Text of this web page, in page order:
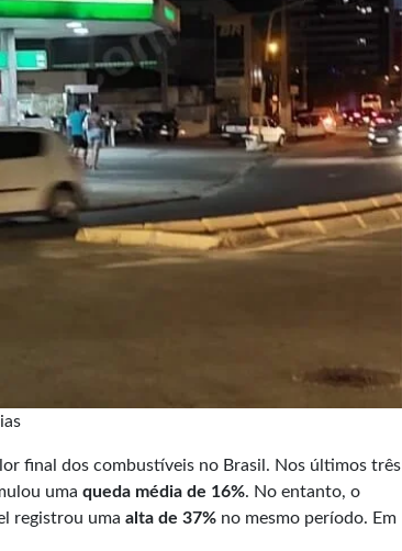
final dos combustíveis no Brasil. Nos últimos três
uma queda média de 16%. No entanto, o
registrou uma alta de 37% no mesmo período. Em